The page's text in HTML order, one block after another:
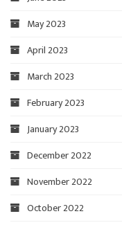
May 2023
April 2023
March 2023
February 2023
January 2023
December 2022
November 2022
October 2022